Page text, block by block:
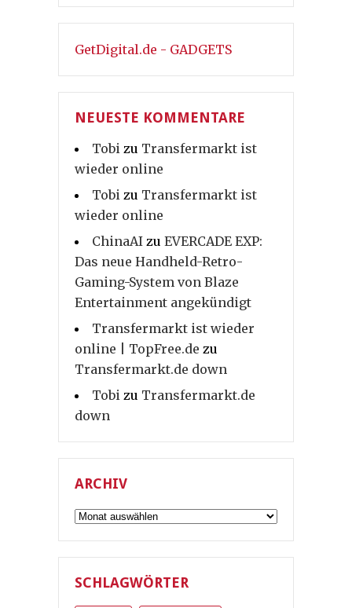
GetDigital.de - GADGETS
NEUESTE KOMMENTARE
Tobi zu Transfermarkt ist
wieder online
Tobi zu Transfermarkt ist
wieder online
ChinaAI zu EVERCADE EXP:
Das neue Handheld-Retro-
Gaming-System von Blaze
Entertainment angekündigt
Transfermarkt ist wieder
online | TopFree.de zu
Transfermarkt.de down
Tobi zu Transfermarkt.de
down
ARCHIV
Archiv
SCHLAGWÖRTER